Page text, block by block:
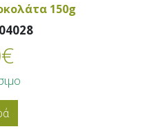
150g
€